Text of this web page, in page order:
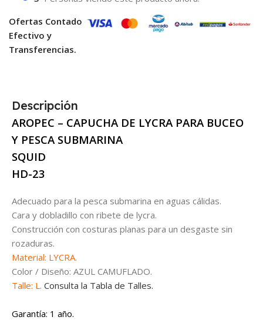
Ofertas Contado
Efectivo y
Transferencias.
Descripción
AROPEC – CAPUCHA DE LYCRA PARA BUCEO
Y PESCA SUBMARINA
SQUID
HD-23
Adecuado para la pesca submarina en aguas cálidas.
Cara y dobladillo con ribete de lycra.
Construcción con costuras planas para un desgaste sin
rozaduras.
Material: LYCRA.
Color / Diseño: AZUL CAMUFLADO.
Talle: L. Consulta la Tabla de Talles.
Garantía: 1 año.